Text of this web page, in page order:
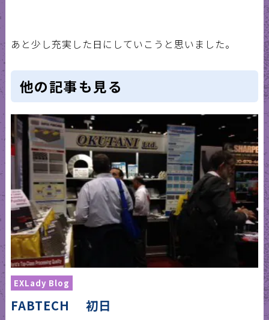
あと少し充実した日にしていこうと思いました。
他の記事も見る
EXLady Blog
FABTECH 初日